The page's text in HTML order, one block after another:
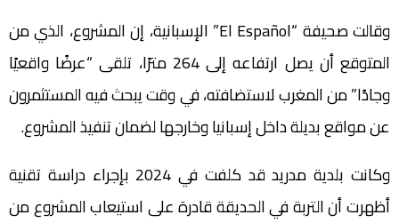
وقالت صحيفة “El Español” الإسبانية، إن المشروع، الذي من
المتوقع أن يصل ارتفاعه إلى 264 مترًا، تلقى “عرضًا واقعيًا
وجادًا” من المغرب لاستضافته، في وقت يبحث فيه المستثمرون
عن مواقع بديلة داخل إسبانيا وخارجها لضمان تنفيذ المشروع.
وكانت بلدية مدريد قد كلفت في 2024 بإجراء دراسة تقنية
أظهرت أن التربة في الحديقة قادرة على استيعاب المشروع من